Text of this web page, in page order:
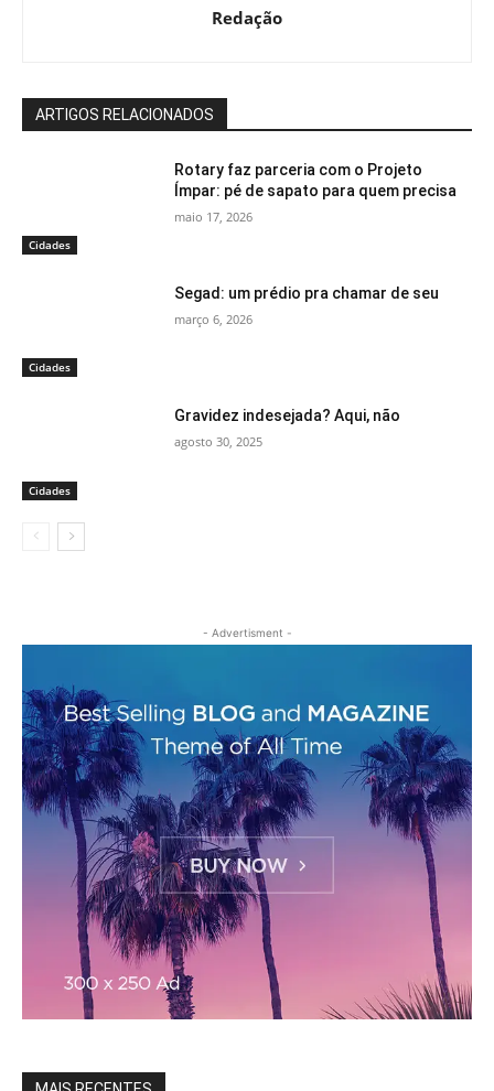
Redação
ARTIGOS RELACIONADOS
Cidades
Rotary faz parceria com o Projeto
Ímpar: pé de sapato para quem precisa
maio 17, 2026
Cidades
Segad: um prédio pra chamar de seu
março 6, 2026
Cidades
Gravidez indesejada? Aqui, não
agosto 30, 2025
- Advertisment -